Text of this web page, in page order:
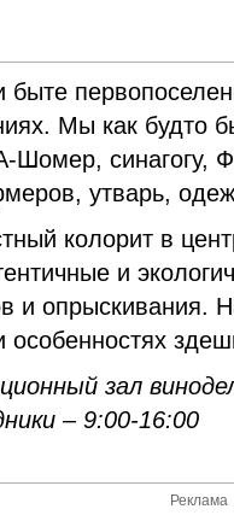
быте
Мы как будто
Шомер,
утварь,
колорит в
и
и опрыскивания.
зал
– 9:00-16:00
Реклама